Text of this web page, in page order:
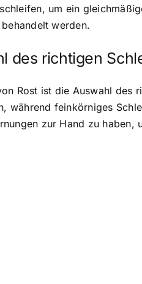
um ein
werden.
des richtigen
Rost ist die Auswahl
während feinkörniges
zur Hand zu